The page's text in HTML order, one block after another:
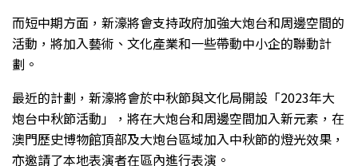
而短中期方面，新濠將會支持政府加強大炮台和周邊空間的
活動，將加入藝術、文化產業和一些帶動中小企的聯動計
劃。
最近的計劃，新濠將會於中秋節與文化局開設「2023年大
炮台中秋節活動」，將在大炮台和周邊空間加入新元素，在
澳門歷史博物館頂部及大炮台區域加入中秋節的燈光效果，
亦邀請了本地表演者在區內進行表演。